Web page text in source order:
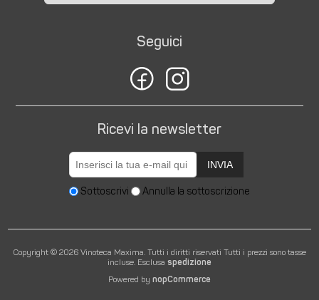
Seguici
Ricevi la newsletter
INVIA
Sottoscrivi Annulla la sottoscrizione
Copyright © 2026 Vinoteca Maxima. Tutti i diritti riservati Tutti i prezzi sono tasse
incluse. Esclusa spedizione
Powered by nopCommerce